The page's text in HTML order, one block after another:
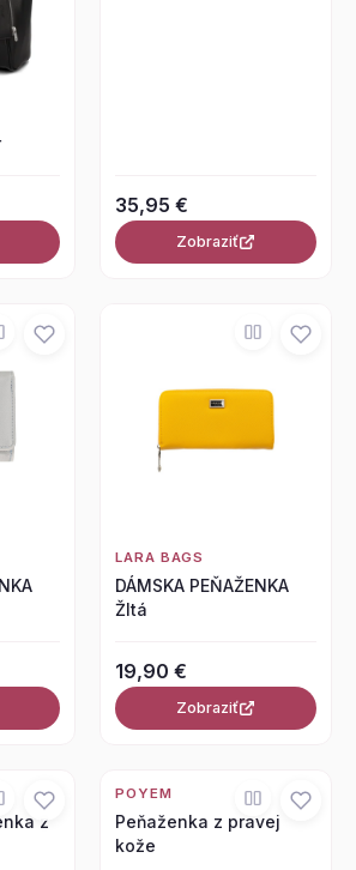
35,95 €
Zobraziť
LARA BAGS
DÁMSKA PEŇAŽENKA
Žltá
19,90 €
Zobraziť
z
POYEM
Peňaženka z pravej
kože